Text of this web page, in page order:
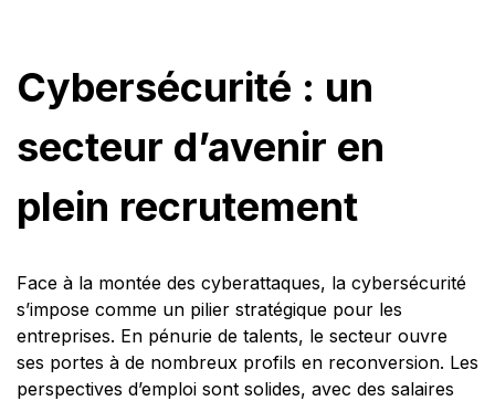
Cybersécurité : un
secteur d’avenir en
plein recrutement
Face à la montée des cyberattaques, la cybersécurité
s’impose comme un pilier stratégique pour les
entreprises. En pénurie de talents, le secteur ouvre
ses portes à de nombreux profils en reconversion. Les
perspectives d’emploi sont solides, avec des salaires